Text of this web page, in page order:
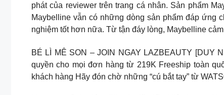
phát của reviewer trên trang cá nhân. Sản phẩm
Maybelline vẫn có những dòng sản phẩm đáp ứng
nghiệm tốt hơn nữa. Từ tận đáy lòng, Maybelline
BÉ LÌ MÊ SON – JOIN NGAY LAZBEAUTY
quyền cho mọi đơn hàng từ 219K Freeship toàn
khách hàng Hãy đón chờ những “cú bắt tay” từ